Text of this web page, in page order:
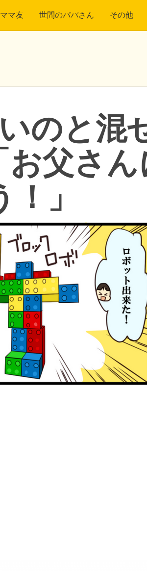
ママ友 世間のパパさん その他
のと混
父さん
！」